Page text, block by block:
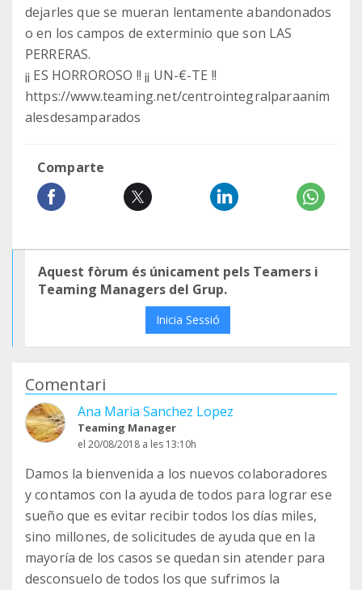
dejarles que se mueran lentamente abandonados
o en los campos de exterminio que son LAS
PERRERAS.
¡¡ ES HORROROSO !! ¡¡ UN-€-TE !!
https://www.teaming.net/centrointegralparaanim
alesdesamparados
Comparte
Aquest fòrum és únicament pels Teamers i
Teaming Managers del Grup.
Inicia Sessió
Comentari
Ana Maria Sanchez Lopez
Teaming Manager
el 20/08/2018 a les 13:10h
Damos la bienvenida a los nuevos colaboradores
y contamos con la ayuda de todos para lograr ese
sueño que es evitar recibir todos los días miles,
sino millones, de solicitudes de ayuda que en la
mayoría de los casos se quedan sin atender para
desconsuelo de todos los que sufrimos la